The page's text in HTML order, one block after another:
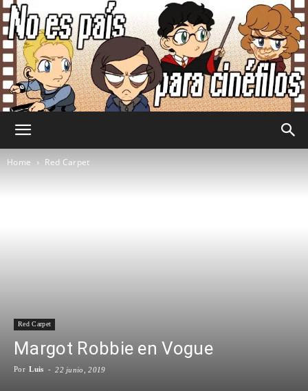
Home Red Carpet
Red Carpet
Margot Robbie en Vogue
Por Luis - 22 junio, 2019